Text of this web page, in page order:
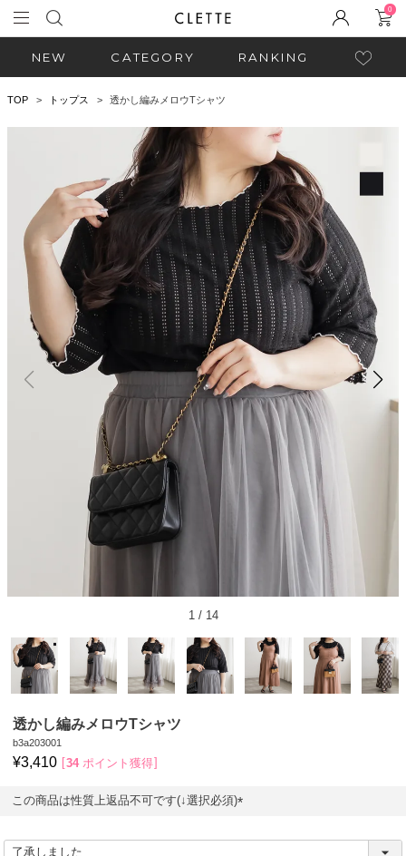
0
NEW CATEGORY RANKING
TOP トップス 透かし編みメロウTシャツ
1/ 14
透かし編みメロウTシャツ
b3a203001
¥3,410 34 ポイント獲得
この商品は性質上返品不可です(↓選択必須)
必